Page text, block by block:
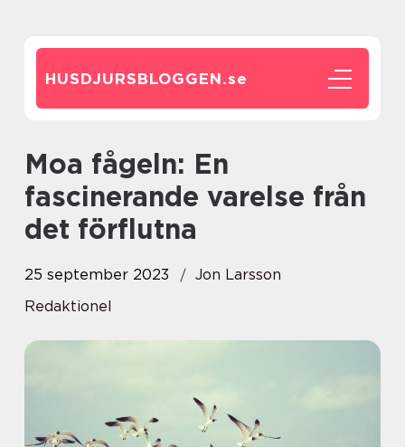
HUSDJURSBLOGGEN.se
Moa fågeln: En
fascinerande varelse från
det förflutna
25 september 2023
Jon Larsson
Redaktionel